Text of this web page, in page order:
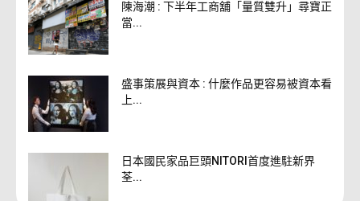
陳海潮 : 下半年工商舖「量質雙升」尋寶正
當...
盛事策展與資本 : 什麼作品更容易被資本看
上...
日本國民家品巨頭NITORI首度進駐新界
荃...